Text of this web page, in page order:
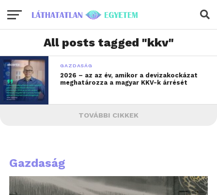
All posts tagged "kkv"
GAZDASÁG
2026 – az az év, amikor a devizakockázat
meghatározza a magyar KKV-k árrését
TOVÁBBI CIKKEK
Gazdaság